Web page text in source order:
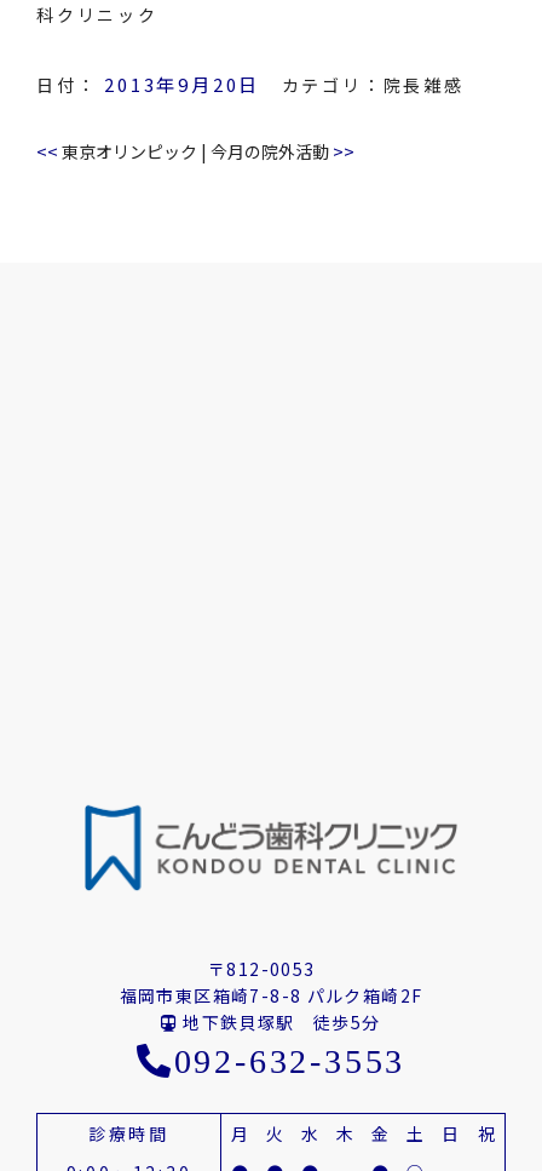
科クリニック
日付： 2013年9月20日 カテゴリ： 院長雑感
<< 東京オリンピック | 今月の院外活動 >>
〒812-0053
福岡市東区箱崎7-8-8 パルク箱崎2F
地下鉄貝塚駅 徒歩5分
092-632-3553
診療時間 月 火 水 木 金 土 日
祝